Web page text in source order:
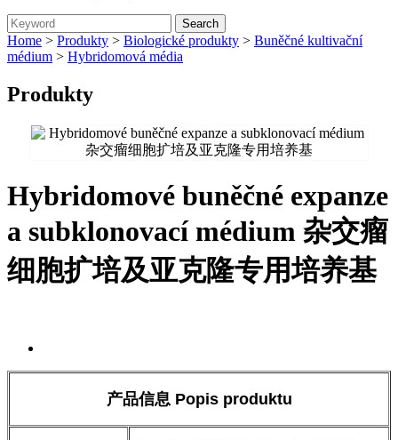
Home > Produkty > Biologické produkty > Buněčné kultivační
médium > Hybridomová média
Produkty
Hybridomové buněčné expanze
a subklonovací médium 杂交瘤
细胞扩培及亚克隆专用培养基
产品信息 Popis produktu